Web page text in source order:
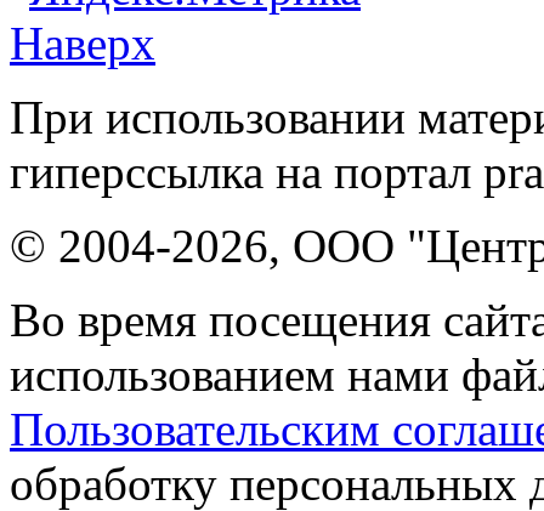
Наверх
При использовании
гиперссылка на портал
© 2004-2026, ООО "Центр
Во время посещения
использованием нами
Пользовательским
обработку персональных